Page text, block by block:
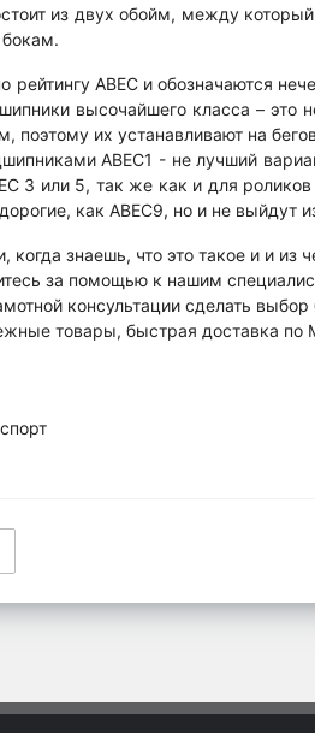
из двух обойм, между
рейтингу ABEC и обозначаются
высочайшего класса – это
поэтому их устанавливают на
ABEC1 - не лучший
3 или 5, так же как и для
как ABEC9, но и не выйдут
когда знаешь, что это такое и и
за помощью к нашим
консультации сделать
товары, быстрая доставка по